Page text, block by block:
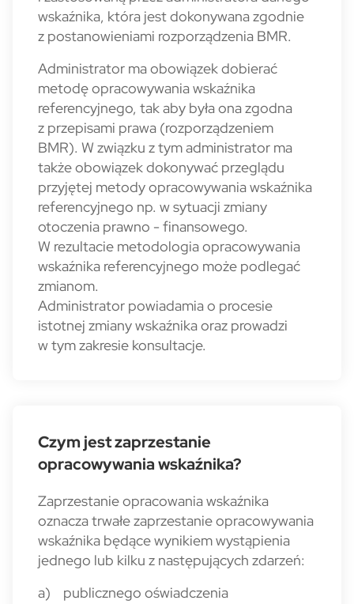
wskaźnika, która jest dokonywana zgodnie
z postanowieniami rozporządzenia BMR.
Administrator ma obowiązek dobierać
metodę opracowywania wskaźnika
referencyjnego, tak aby była ona zgodna
z przepisami prawa (rozporządzeniem
BMR). W związku z tym administrator ma
także obowiązek dokonywać przeglądu
przyjętej metody opracowywania wskaźnika
referencyjnego np. w sytuacji zmiany
otoczenia prawno - finansowego.
W rezultacie metodologia opracowywania
wskaźnika referencyjnego może podlegać
zmianom.
Administrator powiadamia o procesie
istotnej zmiany wskaźnika oraz prowadzi
w tym zakresie konsultacje.
Czym jest zaprzestanie
opracowywania wskaźnika?
Zaprzestanie opracowania wskaźnika
oznacza trwałe zaprzestanie opracowywania
wskaźnika będące wynikiem wystąpienia
jednego lub kilku z następujących zdarzeń:
a) publicznego oświadczenia